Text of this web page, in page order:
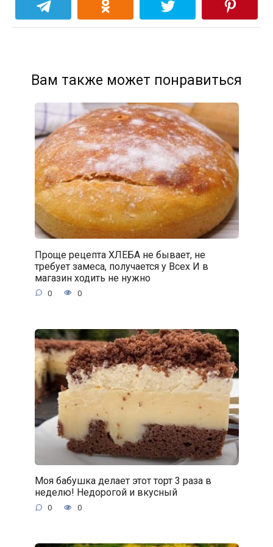
Вам также может понравиться
Проще рецепта ХЛЕБА не бывает, не
требует замеса, получается у Всех И в
магазин ходить не нужно
0 0
Моя бабушка делает этот торт 3 раза в
неделю! Недорогой и вкусный
0 0